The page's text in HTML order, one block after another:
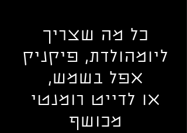
כל מה שצריך
ליומהולדת, פיקניק
אפל בשמש,
או לדייט רומנטי
מכושף